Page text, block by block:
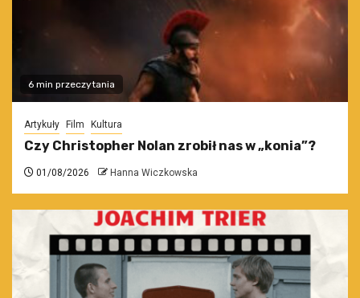
6 min przeczytania
Artykuły Film Kultura
Czy Christopher Nolan zrobił nas w „konia”?
01/08/2026 Hanna Wiczkowska